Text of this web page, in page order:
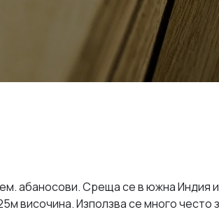
абаносови. Среща се в южна Индия
височина. Използва се много често